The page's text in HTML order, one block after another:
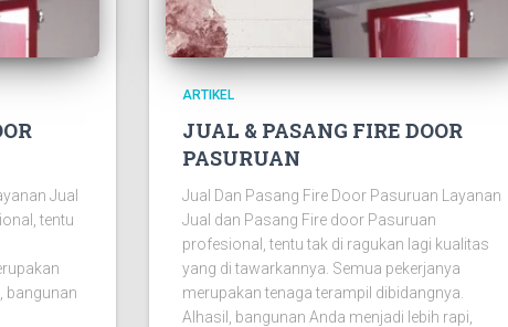
Jual
tentu
bangunan
ARTIKEL
JUAL & PASANG FIRE DOOR
PASURUAN
Jual Dan Pasang Fire Door Pasuruan Layanan
Jual dan Pasang Fire door Pasuruan
profesional, tentu tak di ragukan lagi kualitas
yang di tawarkannya. Semua pekerjanya
merupakan tenaga terampil dibidangnya.
Alhasil, bangunan Anda menjadi lebih rapi,